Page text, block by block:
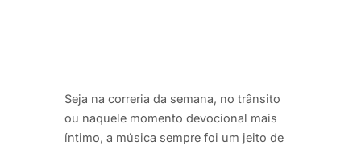
Seja na correria da semana, no trânsito
ou naquele momento devocional mais
íntimo, a música sempre foi um jeito de